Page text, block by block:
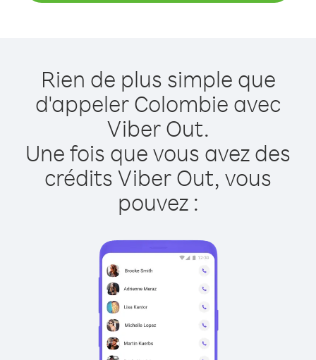
Rien de plus simple que
d'appeler Colombie avec
Viber Out.
Une fois que vous avez des
crédits Viber Out, vous
pouvez :